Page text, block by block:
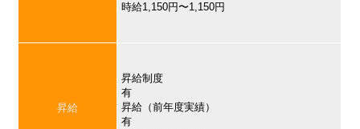
時給1,150円〜1,150円
昇給
昇給制度
有
昇給（前年度実績）
有